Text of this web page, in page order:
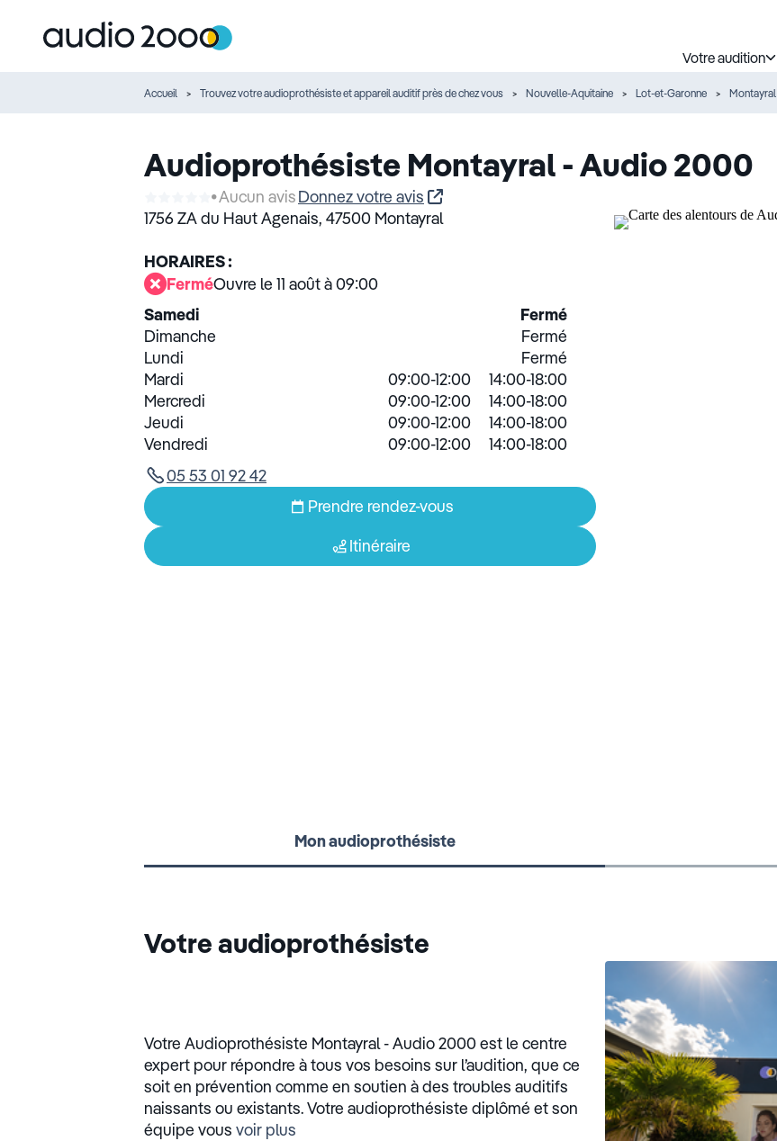
Votre audition
Accueil Trouvez votre audioprothésiste et appareil auditif près de chez vous Nouvelle-Aquitaine Lot-et-Garonne Montayral
Audioprothésiste Montayral - Audio 2000
Aucun avisDonnez votre avis
1756 ZA du Haut Agenais, 47500 Montayral
HORAIRES :
FerméOuvre le 11 août à 09:00
Samedi
Fermé
Dimanche
Fermé
Lundi
Fermé
Mardi
09:00-12:00
14:00-18:00
Mercredi
09:00-12:00
14:00-18:00
Jeudi
09:00-12:00
14:00-18:00
Vendredi
09:00-12:00
14:00-18:00
05 53 01 92 42
Prendre rendez-vous
Itinéraire
Mon audioprothésiste
Votre audioprothésiste
Votre Audioprothésiste Montayral - Audio 2000 est le centre
expert pour répondre à tous vos besoins sur l’audition, que ce
soit en prévention comme en soutien à des troubles auditifs
naissants ou existants. Votre audioprothésiste diplômé et son
équipe vous voir plus